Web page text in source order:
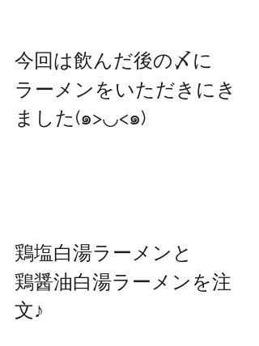
今回は飲んだ後の〆に
ラーメンをいただきにき
ました(๑>◡<๑)
鶏塩白湯ラーメンと
鶏醤油白湯ラーメンを注
文♪